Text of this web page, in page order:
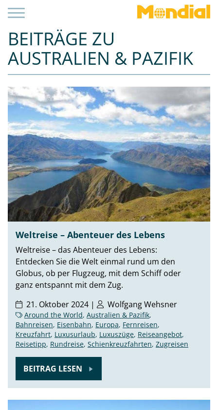
BEITRÄGE ZU
AUSTRALIEN & PAZIFIK
Weltreise – Abenteuer des Lebens
Weltreise – das Abenteuer des Lebens:
Entdecken Sie die Welt einmal rund um den
Globus, ob per Flugzeug, mit dem Schiff oder
ganz entspannt mit dem Zug.
21. Oktober 2024 |
Wolfgang Wehsner
Around the World, Australien & Pazifik,
Bahnreisen, Eisenbahn, Europa, Fernreisen,
Kreuzfahrt, Luxusurlaub, Luxuszüge, Reiseangebot,
Reisetipp, Rundreise, Schienkreuzfahrten, Zugreisen
BEITRAG LESEN